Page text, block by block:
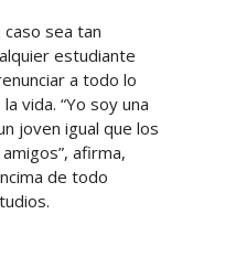
sea tan
estudiante
a todo lo
vida. “Yo soy una
joven igual que los
afirma,
de todo